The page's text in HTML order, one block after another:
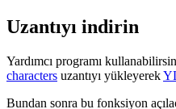
Uzantıyı indirin
Yardımcı programı
characters uzantıyı yükleyerek
Bundan sonra bu fonksiyon